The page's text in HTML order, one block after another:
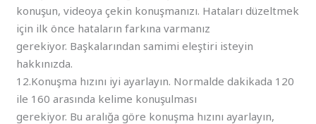
konuşun, videoya çekin konuşmanızı. Hataları düzeltmek
için ilk önce hataların farkına varmanız
gerekiyor. Başkalarından samimi eleştiri isteyin
hakkınızda.
12.Konuşma hızını iyi ayarlayın. Normalde dakikada 120
ile 160 arasında kelime konuşulması
gerekiyor. Bu aralığa göre konuşma hızını ayarlayın,